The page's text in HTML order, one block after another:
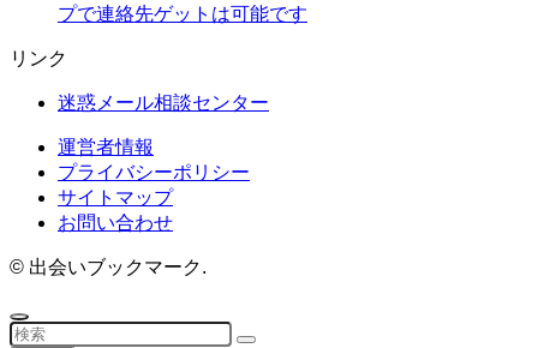
プで連絡先ゲットは可能です
リンク
迷惑メール相談センター
運営者情報
プライバシーポリシー
サイトマップ
お問い合わせ
© 出会いブックマーク.